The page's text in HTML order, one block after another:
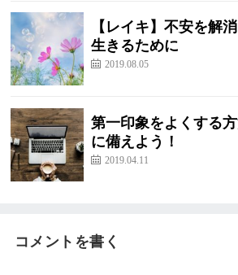
【レイキ】不安を解
生きるために
2019.08.05
第一印象をよくする
に備えよう！
2019.04.11
コメントを書く